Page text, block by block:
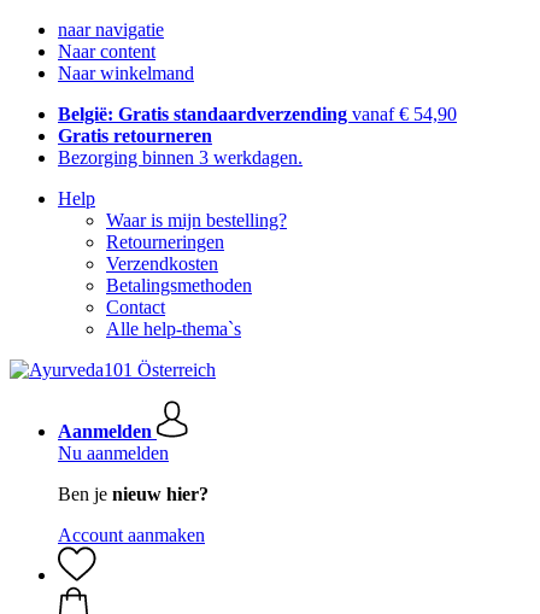
naar navigatie
Naar content
Naar winkelmand
België: Gratis standaardverzending vanaf € 54,90
Gratis retourneren
Bezorging binnen 3 werkdagen.
Help
Waar is mijn bestelling?
Retourneringen
Verzendkosten
Betalingsmethoden
Contact
Alle help-thema`s
Aanmelden
Nu aanmelden
Ben je nieuw hier?
Account aanmaken